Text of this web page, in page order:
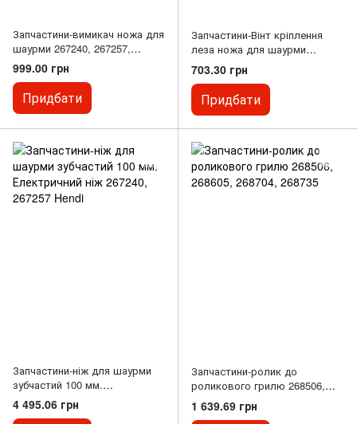
Запчастини-вимикач ножа для
шаурми 267240, 267257,
267233, 774901
999.00 грн
Придбати
Запчастини-Вінт кріплення
леза ножа для шаурми
267240, 267257, 774901
703.30 грн
Придбати
Запчастини-ніж для шаурми
зубчастий 100 мм.
Електричний ніж 267240,
267257 Hendi
4 495.06 грн
Запчастини-ролик до
роликового грилю 268506,
268605, 268704, 268735
1 639.69 грн